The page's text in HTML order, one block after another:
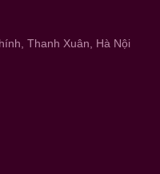
Thanh Xuân, Hà Nội